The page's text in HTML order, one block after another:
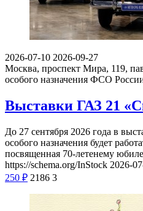
2026-07-10 2026-09-27
Москва, проспект Мира, 119,
особого назначения ФСО
Выставки ГАЗ 21
До 27 сентября 2026 года в
особого назначения будет
посвященная 70-летенему
https://schema.org/InStock 2026-
250 ₽ 2186 3